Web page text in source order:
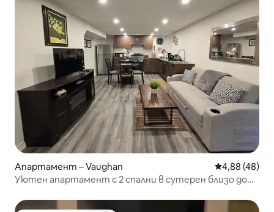
Апартамент – Vaughan Средна
4,88 (48)
Уютен апартамент с 2 спални в сутерен близо до